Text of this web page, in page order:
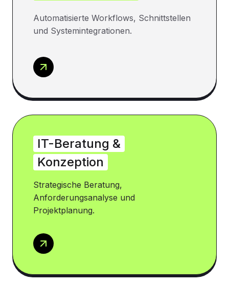
Automatisierte Workflows, Schnittstellen
und Systemintegrationen.
IT-Beratung &
Konzeption
Strategische Beratung,
Anforderungsanalyse und
Projektplanung.